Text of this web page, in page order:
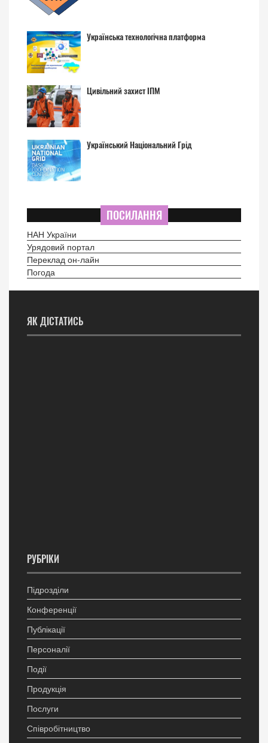
Українська технологічна платформа
Цивільний захист ІПМ
Український Національний Грід
ПОСИЛАННЯ
НАН України
Урядовий портал
Переклад он-лайн
Погода
ЯК ДІСТАТИСЬ
РУБРІКИ
Підрозділи
Конференції
Публікації
Персоналії
Події
Продукція
Послуги
Співробітництво